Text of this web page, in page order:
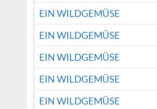
EIN WILDGEMÜSE
EIN WILDGEMÜSE
EIN WILDGEMÜSE
EIN WILDGEMÜSE
EIN WILDGEMÜSE